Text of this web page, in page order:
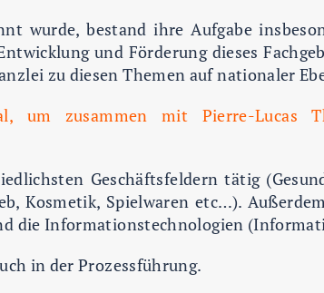
wurde, bestand ihre Aufgabe
und Förderung dieses
zu diesen Themen auf nationaler
um zusammen mit Pierre-Lucas
Geschäftsfeldern tätig
Kosmetik, Spielwaren etc…).
die Informationstechnologien
in der Prozessführung.